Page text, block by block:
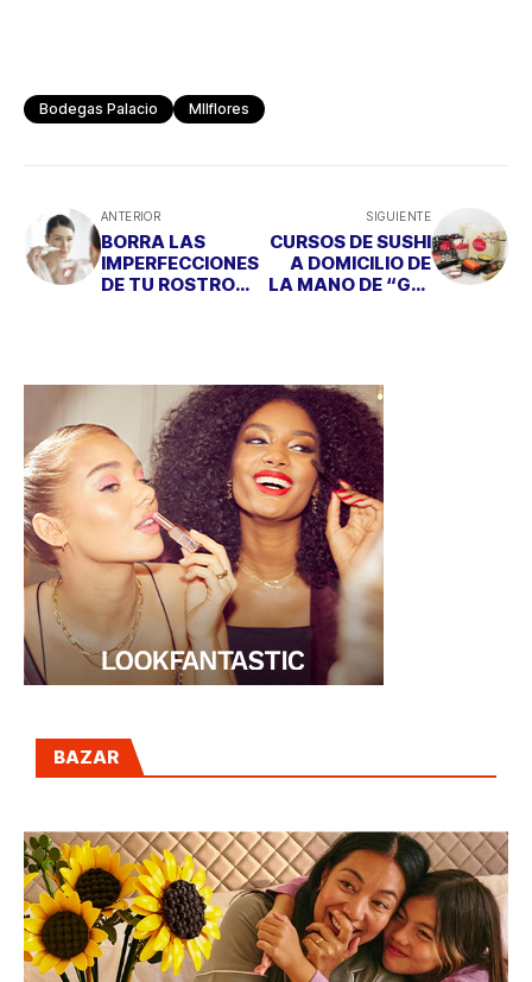
Bodegas Palacio MIlflores
ANTERIOR
BORRA LAS
IMPERFECCIONES
DE TU ROSTRO
SIGUIENTE
CURSOS DE SUSHI
A DOMICILIO DE
LA MANO DE “GO!
BAZAR